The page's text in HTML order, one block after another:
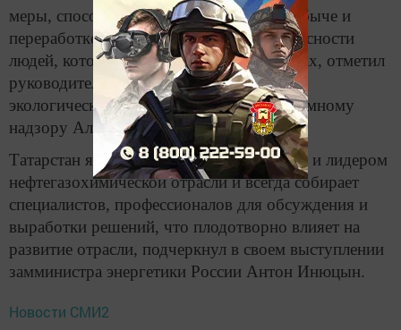
меры, способствующие эффективной добыче и
переработке нефти и газа, а также безопасности
людей, которые трудятся на этих объектах, отметил
руководитель Федеральной службы по
экологическому, технологическому и атомному
надзору Алексей Алешин.
Татарстан является сегодня локомотивом и лидером
нефтегазохимической отрасли и всегда собирает
специалистов, профессионалов для обсуждения и
выработки решений, что плодотворно влияет на
развитие отрасли, подчеркнул в своем выступлении
замминистра энергетики России Антон Инюцын.
Новости СМИ2